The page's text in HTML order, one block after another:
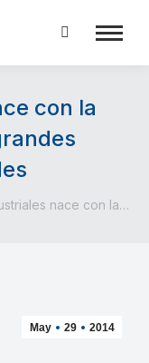
Buscar:
con la
nace con la…
May 29 2014